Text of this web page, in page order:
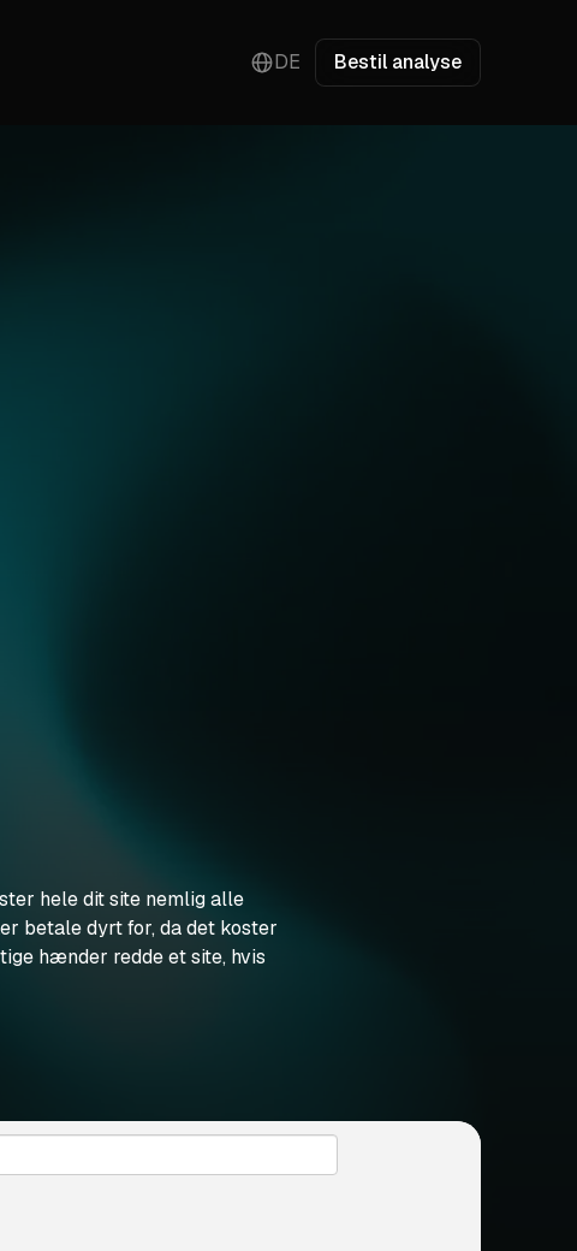
DE Bestil analyse
hele dit site nemlig alle
betale dyrt for, da det koster
hænder redde et site, hvis